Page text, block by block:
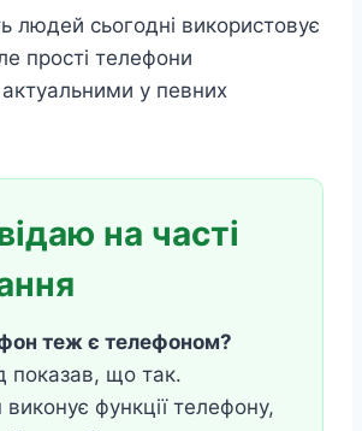
людей сьогодні використовує
прості телефони
у певних
на часті
теж є телефоном?
показав, що так.
функції телефону,